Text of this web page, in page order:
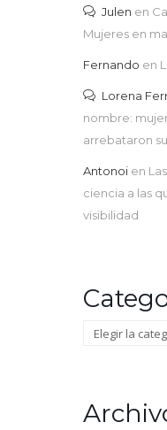
Julen en
Mujeres en
Fernando en
Lorena
nombre:
arrebataron
Antonoi en
ciencia a las
visibilidad
Categorías